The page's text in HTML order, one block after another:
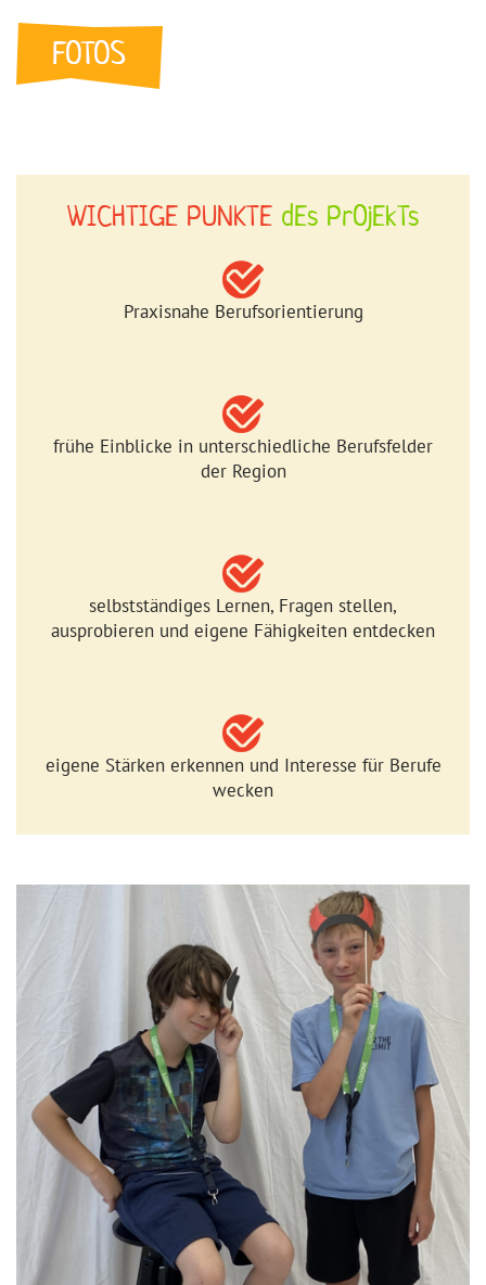
WICHTIGE PUNKTE dEs PrOjEkTs
Praxisnahe Berufsorientierung
frühe Einblicke in unterschiedliche Berufsfelder
der Region
selbstständiges Lernen, Fragen stellen,
ausprobieren und eigene Fähigkeiten entdecken
eigene Stärken erkennen und Interesse für Berufe
wecken